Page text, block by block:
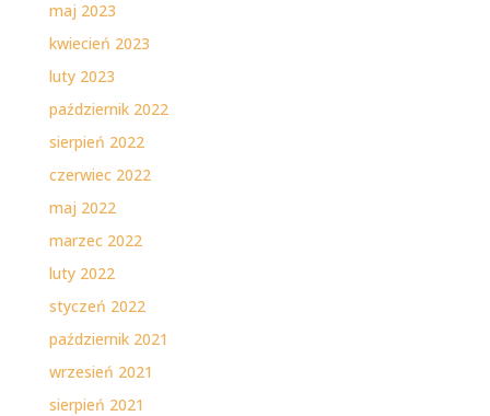
maj 2023
kwiecień 2023
luty 2023
październik 2022
sierpień 2022
czerwiec 2022
maj 2022
marzec 2022
luty 2022
styczeń 2022
październik 2021
wrzesień 2021
sierpień 2021